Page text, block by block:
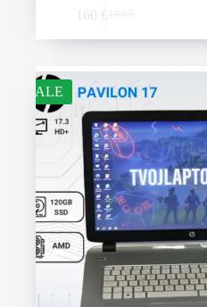
160 €
SALE